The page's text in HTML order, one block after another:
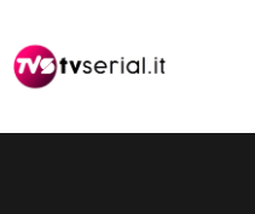
alla
navigazione
contenuto